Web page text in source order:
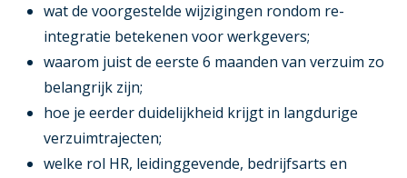
wat de voorgestelde wijzigingen rondom re-
integratie betekenen voor werkgevers;
waarom juist de eerste 6 maanden van verzuim zo
belangrijk zijn;
hoe je eerder duidelijkheid krijgt in langdurige
verzuimtrajecten;
welke rol HR, leidinggevende, bedrijfsarts en